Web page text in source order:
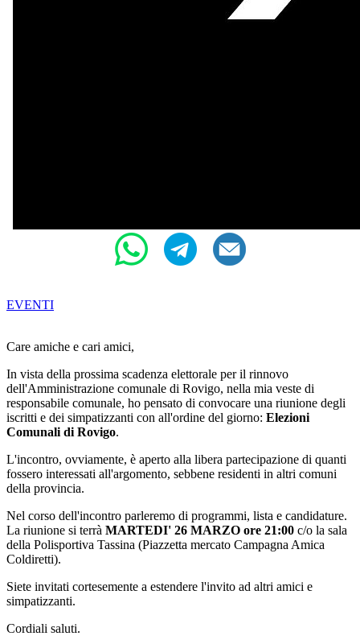
EVENTI
Care amiche e cari amici,
In vista della prossima scadenza elettorale per il rinnovo
dell'Amministrazione comunale di Rovigo, nella mia veste di
responsabile comunale, ho pensato di convocare una riunione degli
iscritti e dei simpatizzanti con all'ordine del giorno: Elezioni
Comunali di Rovigo.
L'incontro, ovviamente, è aperto alla libera partecipazione di quanti
fossero interessati all'argomento, sebbene residenti in altri comuni
della provincia.
Nel corso dell'incontro parleremo di programmi, lista e candidature.
La riunione si terrà MARTEDI' 26 MARZO ore 21:00 c/o la sala
della Polisportiva Tassina (Piazzetta mercato Campagna Amica
Coldiretti).
Siete invitati cortesemente a estendere l'invito ad altri amici e
simpatizzanti.
Cordiali saluti.